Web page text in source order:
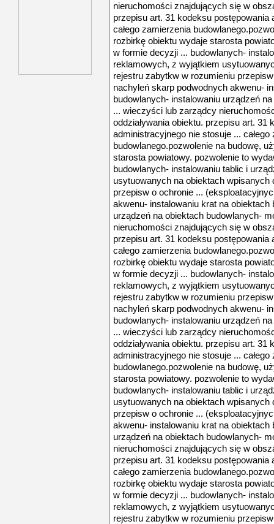
nieruchomości znajdujących się w
przepisu art. 31 kodeksu postępowania
całego zamierzenia
rozbirkę obiektu wydaje starosta
w formie decyzji ... budowlanych-
reklamowych, z wyjątkiem
rejestru zabytkw w rozumieniu
nachyleń skarp podwodnych akwenu-
budowlanych- instalowaniu urządzeń
... wieczyści lub zarządcy
oddziaływania obiektu. przepisu art. 31
administracyjnego nie stosuje ... całego
budowlanego.pozwolenie na budowę,
starosta powiatowy. pozwolenie to
budowlanych- instalowaniu tablic i
usytuowanych na obiektach
przepisw o ochronie ...
akwenu- instalowaniu krat na obiektach
urządzeń na obiektach budowlanych-
nieruchomości znajdujących się w
przepisu art. 31 kodeksu postępowania
całego zamierzenia
rozbirkę obiektu wydaje starosta
w formie decyzji ... budowlanych-
reklamowych, z wyjątkiem
rejestru zabytkw w rozumieniu
nachyleń skarp podwodnych akwenu-
budowlanych- instalowaniu urządzeń
... wieczyści lub zarządcy
oddziaływania obiektu. przepisu art. 31
administracyjnego nie stosuje ... całego
budowlanego.pozwolenie na budowę,
starosta powiatowy. pozwolenie to
budowlanych- instalowaniu tablic i
usytuowanych na obiektach
przepisw o ochronie ...
akwenu- instalowaniu krat na obiektach
urządzeń na obiektach budowlanych-
nieruchomości znajdujących się w
przepisu art. 31 kodeksu postępowania
całego zamierzenia
rozbirkę obiektu wydaje starosta
w formie decyzji ... budowlanych-
reklamowych, z wyjątkiem
rejestru zabytkw w rozumieniu